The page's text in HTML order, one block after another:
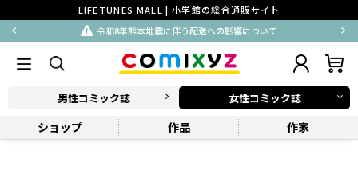
LIFETUNES MALL | 小学館の総合通販サイト
令和8年熊本地震に伴う配送への影響について
男性コミック誌 女性コミック誌
ショップ 作品 作家